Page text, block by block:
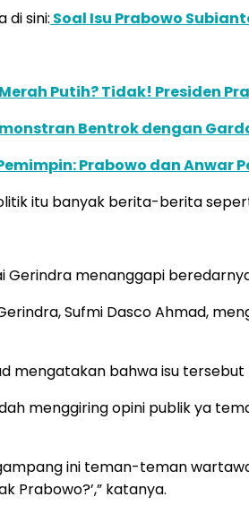
di sini: Soal Isu Prabowo
Putih? Tidak! Presiden
Bentrok dengan
Prabowo dan Anwar
itu banyak berita-berita
Gerindra menanggapi
Sufmi Dasco Ahmad,
mengatakan bahwa isu
menggiring opini publik ya
ini teman-teman
Prabowo?’,” katanya.